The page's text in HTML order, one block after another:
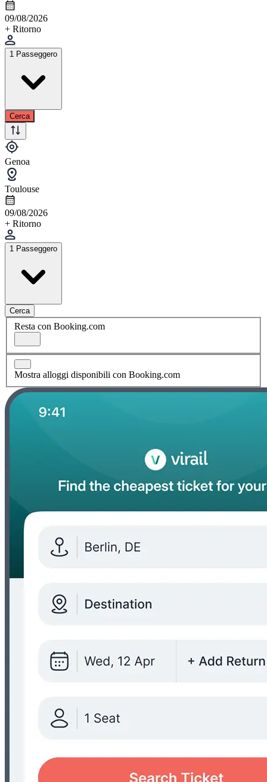
09/08/2026
+ Ritorno
1 Passeggero
Cerca
Genoa
Toulouse
09/08/2026
+ Ritorno
1 Passeggero
Cerca
Resta con Booking.com
Mostra alloggi disponibili con Booking.com